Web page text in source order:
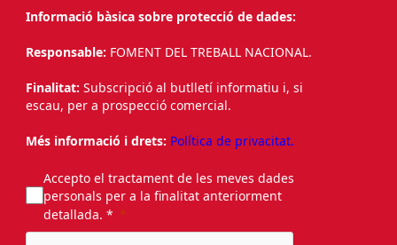
Informació bàsica sobre protecció de dades:
Responsable: FOMENT DEL TREBALL NACIONAL.
Finalitat: Subscripció al butlletí informatiu i, si
escau, per a prospecció comercial.
Més informació i drets: Política de privacitat.
Accepto el tractament de les meves dades
personals per a la finalitat anteriorment
detallada. *